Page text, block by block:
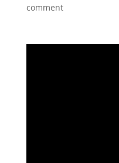
comment